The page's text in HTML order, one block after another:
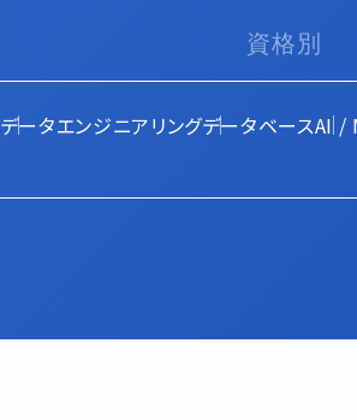
資格別
データエンジニアリングデータベースAI /